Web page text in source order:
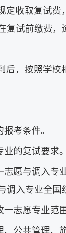
定收取复试
复试前缴费，
后，按照学校
考条件。
的复试要求。
志愿与调入专
调入专业全国
志愿专业范
、公共管理、